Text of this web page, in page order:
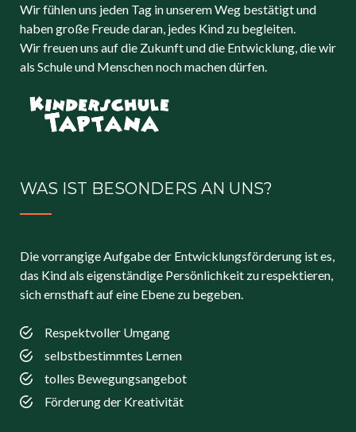
Wir fühlen uns jeden Tag in unserem Weg bestätigt und
haben große Freude daran, jedes Kind zu begleiten.
Wir freuen uns auf die Zukunft und die Entwicklung, die wir
als Schule und Menschen noch machen dürfen.
WAS IST BESONDERS AN UNS?
Die vorrangige Aufgabe der Entwicklungsförderung ist es,
das Kind als eigenständige Persönlichkeit zu respektieren,
sich ernsthaft auf eine Ebene zu begeben.
Respektvoller Umgang
selbstbestimmtes Lernen
tolles Bewegungsangebot
Förderung der Kreativität